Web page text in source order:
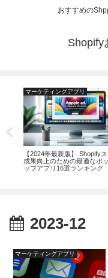
おすすめの
Shopify
マーケティングアプリ
【2024年最新版】 Shopify
成果向上のための最適なポ
ップアプリ16選ランキング
2023-12
マーケティングアプリ